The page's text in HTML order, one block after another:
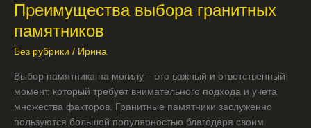
Преимущества выбора гранитных
памятников
Без рубрики / Ирина
Выбор памятника на могилу – это важный и ответственный
момент, который требует внимательного подхода и учета
множества факторов. Гранитные памятники заслуженно
пользуются большой популярностью благодаря своим
гранитных
памятников